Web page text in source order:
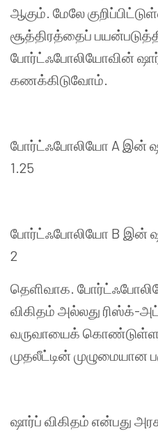
ஆகும். மேலே
சூத்திரத்தைப்
போர்ட்ஃபோலியோவின்
கணக்கிடுவோம்.
போர்ட்ஃபோலியோ A இன்
1.25
போர்ட்ஃபோலியோ B இன்
2
தெளிவாக.
விகிதம் அல்லது ரிஸ்க்-
வருவாயைக்
முதலீட்டின் முழுமையான
ஷார்ப் விகிதம் என்பது